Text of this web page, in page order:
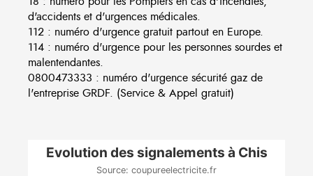
d'accidents et d'urgences médicales.
112 : numéro d'urgence gratuit partout en Europe.
114 : numéro d'urgence pour les personnes sourdes et
malentendantes.
0800473333 : numéro d'urgence sécurité gaz de
l'entreprise GRDF. (Service & Appel gratuit)
Evolution des signalements à Chis
Source: coupureelectricite.fr